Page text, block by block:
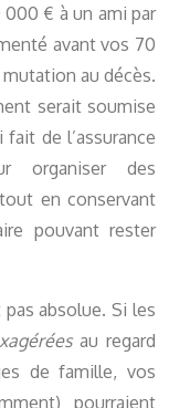
€ à un ami par
avant vos 70
au décès.
serait soumise
de l’assurance
organiser des
en conservant
pouvant rester
absolue. Si les
au regard
de famille, vos
pourraient